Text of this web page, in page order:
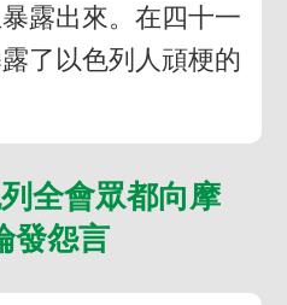
露出來。在四十一
了以色列人頑梗的
全會眾都向摩
發怨言